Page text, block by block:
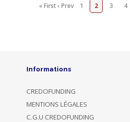
« First‹ Prev 1 2 3 4
Informations
CREDOFUNDING
MENTIONS LÉGALES
C.G.U CREDOFUNDING